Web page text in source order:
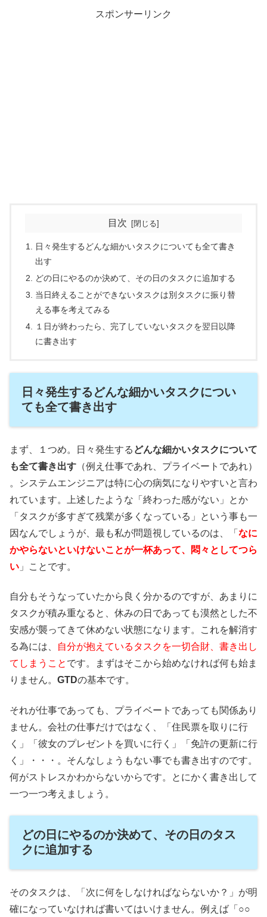
スポンサーリンク
目次
日々発生するどんな細かいタスクについても全て書き
出す
どの日にやるのか決めて、その日のタスクに追加する
当日終えることができないタスクは別タスクに振り替
える事を考えてみる
１日が終わったら、完了していないタスクを翌日以降
に書き出す
日々発生するどんな細かいタスクについ
ても全て書き出す
まず、１つめ。日々発生する どんな細かいタスクについて
も全て書き出す （例え仕事であれ、プライベートであれ）
。システムエンジニアは特に心の病気になりやすいと言わ
れています。上述したような「終わった感がない」とか
「タスクが多すぎて残業が多くなっている」という事も一
因なんでしょうが、最も私が問題視しているのは、「 なに
かやらないといけないことが一杯あって、悶々としてつら
い 」ことです。
自分もそうなっていたから良く分かるのですが、あまりに
タスクが積み重なると、休みの日であっても漠然とした不
安感が襲ってきて休めない状態になります。これを解消す
る為には、
自分が抱えているタスクを一切合財、書き出し
てしまうこと です。まずはそこから始めなければ何も始ま
りません。 GTDの基本です。
それが仕事であっても、プライベートであっても関係あり
ません。会社の仕事だけではなく、「住民票を取りに行
く」「彼女のプレゼントを買いに行く」「免許の更新に行
く」・・・。そんなしょうもない事でも書き出すのです。
何がストレスかわからないからです。とにかく書き出して
一つ一つ考えましょう。
どの日にやるのか決めて、その日のタス
クに追加する
そのタスクは、「次に何をしなければならないか？」が明
確になっていなければ書いてはいけません。例えば「○○